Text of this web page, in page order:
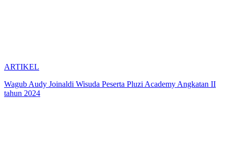
ARTIKEL
Wagub Audy Joinaldi Wisuda Peserta Pluzi Academy Angkatan II
tahun 2024